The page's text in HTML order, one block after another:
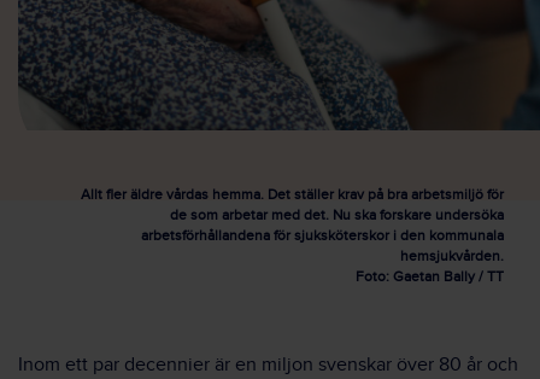
Allt fler äldre vårdas hemma. Det ställer krav på bra arbetsmiljö för
de som arbetar med det. Nu ska forskare undersöka
arbetsförhållandena för sjuksköterskor i den kommunala
hemsjukvården.
Foto: Gaetan Bally / TT
Inom ett par decennier är en miljon svenskar över 80 år och